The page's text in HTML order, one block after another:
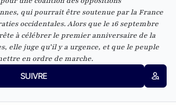
qui pourrait être soutenue par la France
occidentales. Alors que le 16 septembre
à célébrer le premier anniversaire de la
elle juge qu’il y a urgence, et que le peuple
en ordre de marche.
SUIVRE